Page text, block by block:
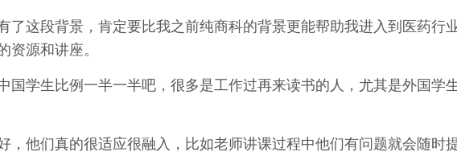
了这段背景，肯定要比我之前纯商科的背景更能帮助我进入到医药行
资源和讲座。
国学生比例一半一半吧，很多是工作过再来读书的人，尤其是外国学
，他们真的很适应很融入，比如老师讲课过程中他们有问题就会随时